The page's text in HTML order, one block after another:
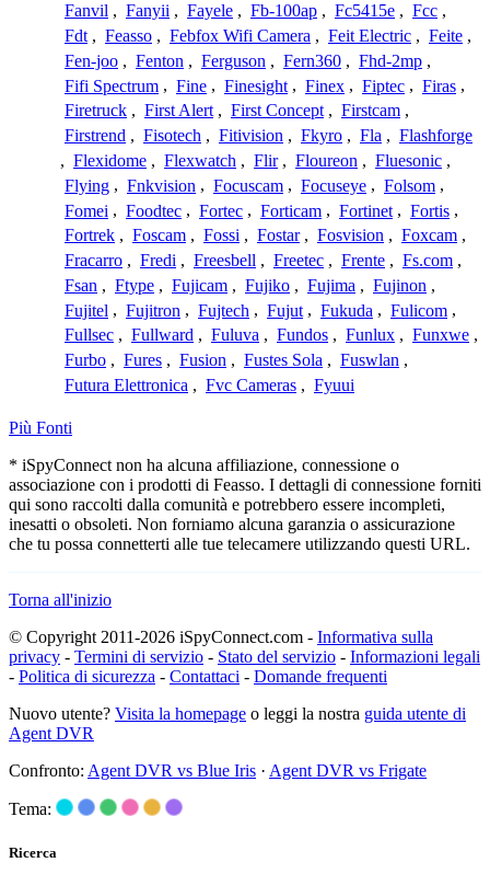
Fanvil , Fanyii , Fayele , Fb-100ap , Fc5415e , Fcc ,
Fdt , Feasso , Febfox Wifi Camera , Feit Electric , Feite ,
Fen-joo , Fenton , Ferguson , Fern360 , Fhd-2mp ,
Fifi Spectrum , Fine , Finesight , Finex , Fiptec , Firas ,
Firetruck , First Alert , First Concept , Firstcam ,
Firstrend , Fisotech , Fitivision , Fkyro , Fla , Flashforge
, Flexidome , Flexwatch , Flir , Floureon , Fluesonic ,
Flying , Fnkvision , Focuscam , Focuseye , Folsom ,
Fomei , Foodtec , Fortec , Forticam , Fortinet , Fortis ,
Fortrek , Foscam , Fossi , Fostar , Fosvision , Foxcam ,
Fracarro , Fredi , Freesbell , Freetec , Frente , Fs.com ,
Fsan , Ftype , Fujicam , Fujiko , Fujima , Fujinon ,
Fujitel , Fujitron , Fujtech , Fujut , Fukuda , Fulicom ,
Fullsec , Fullward , Fuluva , Fundos , Funlux , Funxwe ,
Furbo , Fures , Fusion , Fustes Sola , Fuswlan ,
Futura Elettronica , Fvc Cameras , Fyuui
Più Fonti
* iSpyConnect non ha alcuna affiliazione, connessione o
associazione con i prodotti di Feasso. I dettagli di connessione forniti
qui sono raccolti dalla comunità e potrebbero essere incompleti,
inesatti o obsoleti. Non forniamo alcuna garanzia o assicurazione
che tu possa connetterti alle tue telecamere utilizzando questi URL.
Torna all'inizio
© Copyright 2011-2026 iSpyConnect.com - Informativa sulla
privacy - Termini di servizio - Stato del servizio - Informazioni legali
- Politica di sicurezza - Contattaci - Domande frequenti
Nuovo utente? Visita la homepage o leggi la nostra guida utente di
Agent DVR
Confronto: Agent DVR vs Blue Iris · Agent DVR vs Frigate
Tema:
Ricerca